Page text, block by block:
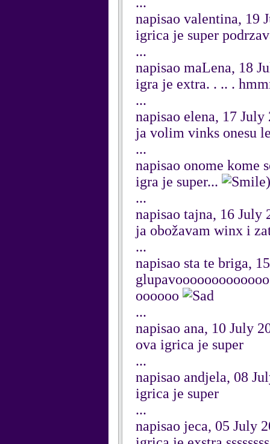
napisao valentina, 19
igrica je super
...
napisao maLena, 18
igra je extra. . .. .
...
napisao elena, 17 July
ja volim vinks onesu
...
napisao onome kome
igra je super...
...
napisao tajna, 16 July
ja obožavam winx i
...
napisao sta te briga,
oooooo
...
napisao ana, 10 July
ova igrica je super
...
napisao andjela, 08
igrica je super
...
napisao jeca, 05 July